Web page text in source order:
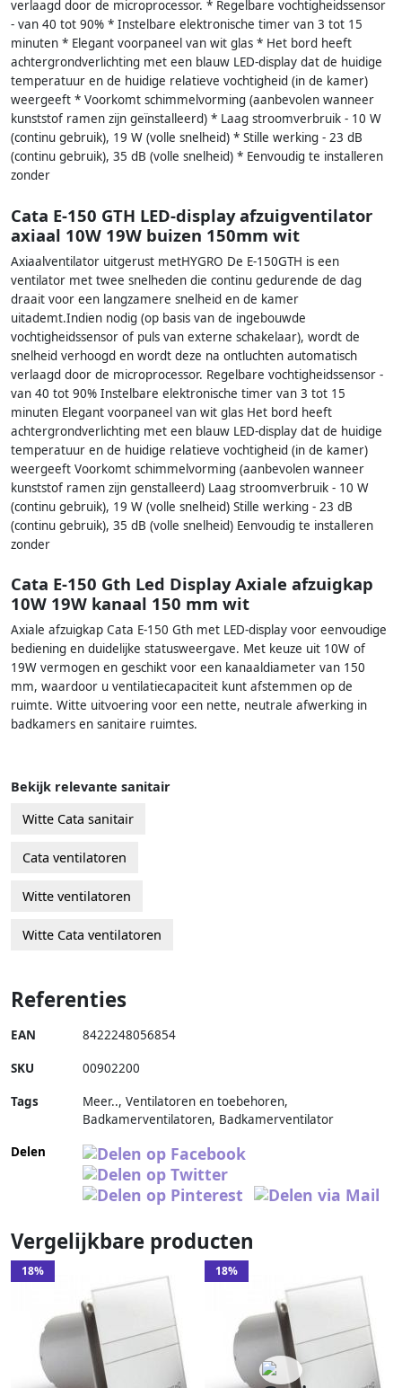
verlaagd door de microprocessor. * Regelbare vochtigheidssensor
- van 40 tot 90% * Instelbare elektronische timer van 3 tot 15
minuten * Elegant voorpaneel van wit glas * Het bord heeft
achtergrondverlichting met een blauw LED-display dat de huidige
temperatuur en de huidige relatieve vochtigheid (in de kamer)
weergeeft * Voorkomt schimmelvorming (aanbevolen wanneer
kunststof ramen zijn geïnstalleerd) * Laag stroomverbruik - 10 W
(continu gebruik), 19 W (volle snelheid) * Stille werking - 23 dB
(continu gebruik), 35 dB (volle snelheid) * Eenvoudig te installeren
zonder
Cata E-150 GTH LED-display afzuigventilator
axiaal 10W 19W buizen 150mm wit
Axiaalventilator uitgerust metHYGRO De E-150GTH is een
ventilator met twee snelheden die continu gedurende de dag
draait voor een langzamere snelheid en de kamer
uitademt.Indien nodig (op basis van de ingebouwde
vochtigheidssensor of puls van externe schakelaar), wordt de
snelheid verhoogd en wordt deze na ontluchten automatisch
verlaagd door de microprocessor. Regelbare vochtigheidssensor -
van 40 tot 90% Instelbare elektronische timer van 3 tot 15
minuten Elegant voorpaneel van wit glas Het bord heeft
achtergrondverlichting met een blauw LED-display dat de huidige
temperatuur en de huidige relatieve vochtigheid (in de kamer)
weergeeft Voorkomt schimmelvorming (aanbevolen wanneer
kunststof ramen zijn genstalleerd) Laag stroomverbruik - 10 W
(continu gebruik), 19 W (volle snelheid) Stille werking - 23 dB
(continu gebruik), 35 dB (volle snelheid) Eenvoudig te installeren
zonder
Cata E-150 Gth Led Display Axiale afzuigkap
10W 19W kanaal 150 mm wit
Axiale afzuigkap Cata E-150 Gth met LED-display voor eenvoudige
bediening en duidelijke statusweergave. Met keuze uit 10W of
19W vermogen en geschikt voor een kanaaldiameter van 150
mm, waardoor u ventilatiecapaciteit kunt afstemmen op de
ruimte. Witte uitvoering voor een nette, neutrale afwerking in
badkamers en sanitaire ruimtes.
Bekijk relevante sanitair
Witte Cata sanitair
Cata ventilatoren
Witte ventilatoren
Witte Cata ventilatoren
Referenties
EAN 8422248056854
SKU 00902200
Tags
Meer.., Ventilatoren en toebehoren,
Badkamerventilatoren, Badkamerventilator
Delen
Vergelijkbare producten
18% 18%